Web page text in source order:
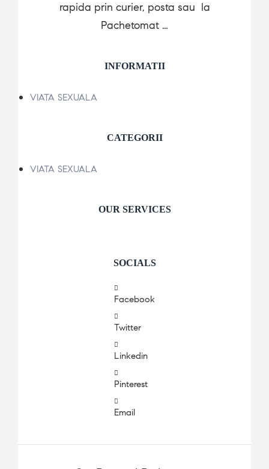
rapida prin curier, posta sau la
Pachetomat …
INFORMATII
VIATA SEXUALA
CATEGORII
VIATA SEXUALA
OUR SERVICES
SOCIALS
Facebook
Twitter
Linkedin
Pinterest
Email